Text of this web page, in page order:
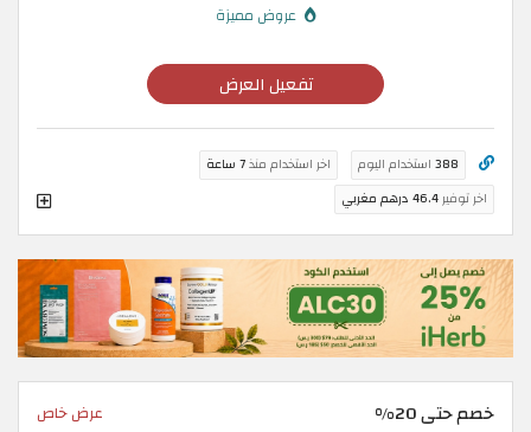
عروض مميزة
تفعيل العرض
388 استخدام اليوم اخر استخدام منذ7 ساعة
اخر توفير46.4 درهم مغربي
خصم حتى 20% عرض خاص